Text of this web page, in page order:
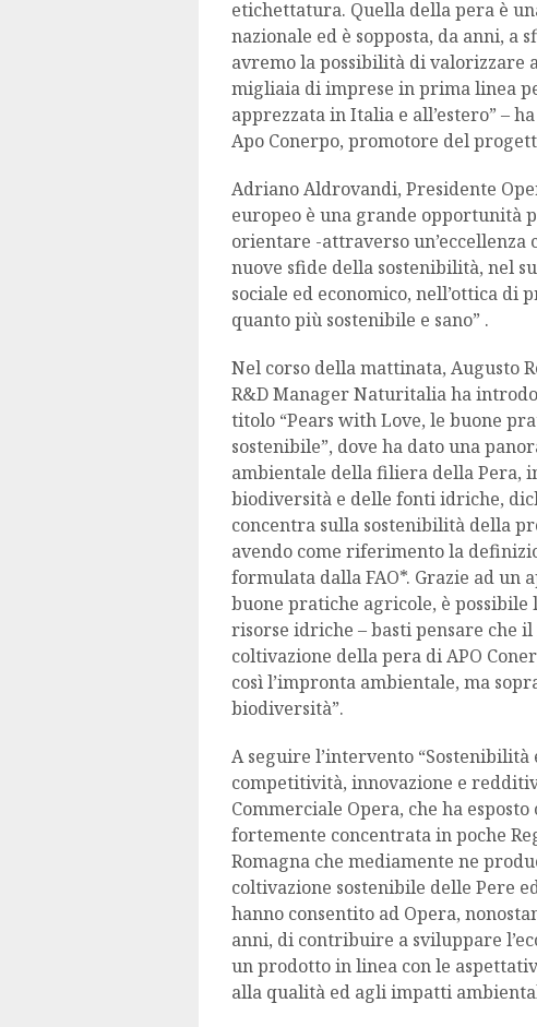
etichettatura. Quella della pera è
nazionale ed è sopposta, da anni, a
avremo la possibilità di valorizzare
migliaia di imprese in prima linea
apprezzata in Italia e all’estero” –
Apo Conerpo, promotore del
Adriano Aldrovandi, Presidente
europeo è una grande opportunità
orientare -attraverso un’eccellenza
nuove sfide della sostenibilità, nel
sociale ed economico, nell’ottica di
quanto più sostenibile e sano” .
Nel corso della mattinata, Augusto
R&D Manager Naturitalia ha
titolo “Pears with Love, le buone
sostenibile”, dove ha dato una
ambientale della filiera della Pera,
biodiversità e delle fonti idriche,
concentra sulla sostenibilità della
avendo come riferimento la
formulata dalla FAO*. Grazie ad un
buone pratiche agricole, è
risorse idriche – basti pensare che
coltivazione della pera di APO
così l’impronta ambientale, ma
biodiversità”.
A seguire l’intervento
competitività, innovazione e
Commerciale Opera, che ha
fortemente concentrata in poche
Romagna che mediamente ne
coltivazione sostenibile delle Pere
hanno consentito ad Opera,
anni, di contribuire a sviluppare
un prodotto in linea con le
alla qualità ed agli impatti